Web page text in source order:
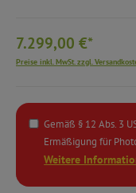
7.299,00 €*
Preise inkl. MwSt. zzgl.
Gemäß § 12 Abs. 3
Ermäßigung für
Weitere